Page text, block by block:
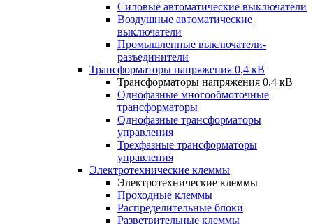
Силовые автоматические выключатели
Воздушные автоматические
выключатели
Промышленные выключатели-
разъединители
Трансформаторы напряжения 0,4 кВ
Трансформаторы напряжения 0,4 кВ
Однофазные многообмоточные
трансформаторы
Однофазные трансформаторы
управления
Трехфазные трансформаторы
управления
Электротехнические клеммы
Электротехнические клеммы
Проходные клеммы
Распределительные блоки
Разветвительные клеммы